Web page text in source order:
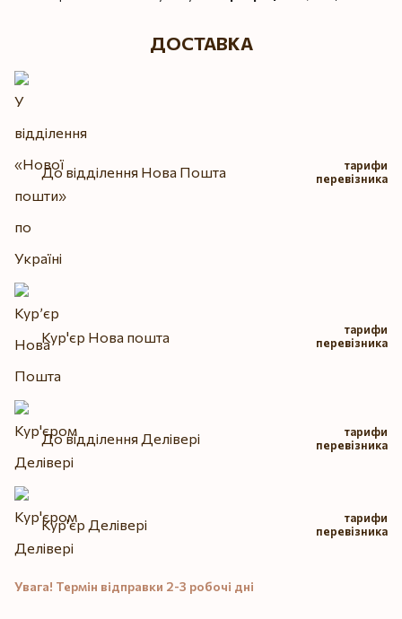
ДОСТАВКА
До відділення Нова Пошта
тарифи
перевізника
Кур'єр Нова пошта
тарифи
перевізника
До відділення Делівері
тарифи
перевізника
Кур'єр Делівері
тарифи
перевізника
Увага! Термін відправки 2-3 робочі дні